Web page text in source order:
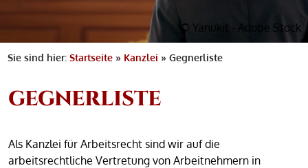
© Yanukit - Adobe Stock
Sie sind hier:Startseite » Kanzlei »Gegnerliste
GEGNERLISTE
Als Kanzlei für Arbeitsrecht sind wir auf die
arbeitsrechtliche Vertretung von Arbeitnehmern in